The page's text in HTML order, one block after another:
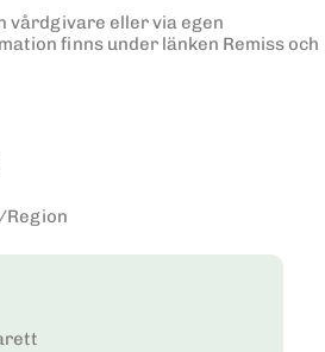
vårdgivare eller via egen
finns under länken Remiss och